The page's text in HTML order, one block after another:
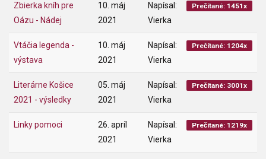
Zbierka kníh pre
Oázu - Nádej
10. máj
2021
Napísal:
Vierka
Prečítané: 1451x
Vtáčia legenda -
výstava
10. máj
2021
Napísal:
Vierka
Prečítané: 1204x
Literárne Košice
2021 - výsledky
05. máj
2021
Napísal:
Vierka
Prečítané: 3001x
Linky pomoci
26. apríl
2021
Napísal:
Vierka
Prečítané: 1219x